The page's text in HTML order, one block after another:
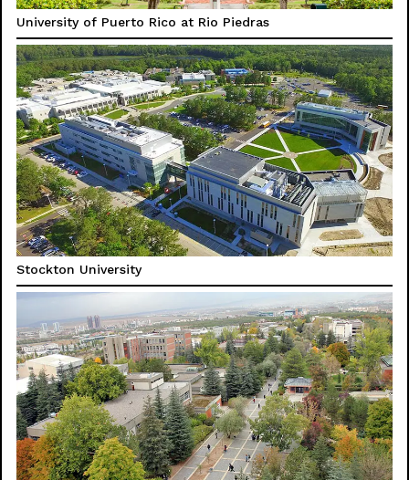
University of Puerto Rico at Rio Piedras
Stockton University